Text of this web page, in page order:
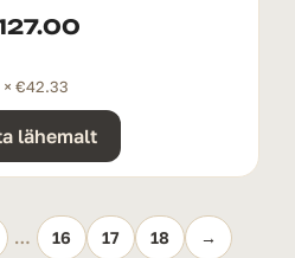
€42.33
lähemalt
… 16 17 18 →